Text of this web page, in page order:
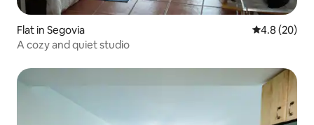
Flat in Segovia 4.8 out of 5
4.8 (20)
A cozy and quiet studio